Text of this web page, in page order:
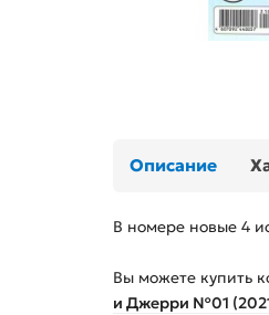
Описание
В номере новые 4
Вы можете купить
и Джерри №01